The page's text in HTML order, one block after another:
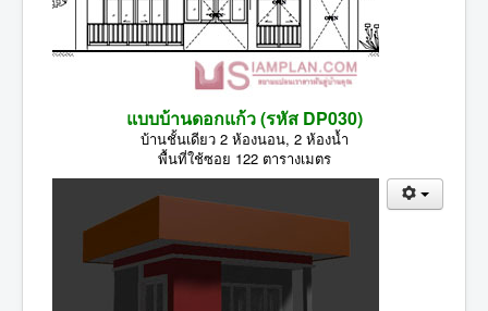
แบบบ้านดอกแก้ว (รหัส DP030)
บ้านชั้นเดียว 2 ห้องนอน, 2 ห้องน้ำ
พื้นที่ใช้ซอย 122 ตารางเมตร